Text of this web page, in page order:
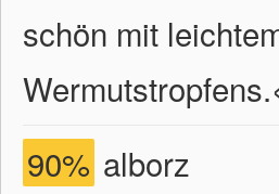
schön mit
Wermutstropfens.
90% alborz